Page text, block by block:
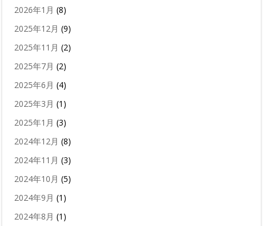
2026年1月 (8)
2025年12月 (9)
2025年11月 (2)
2025年7月 (2)
2025年6月 (4)
2025年3月 (1)
2025年1月 (3)
2024年12月 (8)
2024年11月 (3)
2024年10月 (5)
2024年9月 (1)
2024年8月 (1)